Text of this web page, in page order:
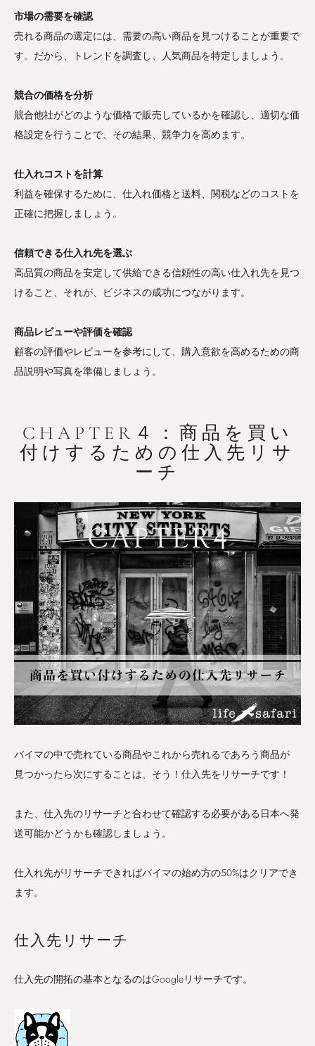
市場の需要を確認
売れる商品の選定には、需要の高い商品を見つけることが重要で
す。だから、トレンドを調査し、人気商品を特定しましょう。
競合の価格を分析
競合他社がどのような価格で販売しているかを確認し、適切な価
格設定を行うことで、その結果、競争力を高めます。
仕入れコストを計算
利益を確保するために、仕入れ価格と送料、関税などのコストを
正確に把握しましょう。
信頼できる仕入れ先を選ぶ
高品質の商品を安定して供給できる信頼性の高い仕入れ先を見つ
けること、それが、ビジネスの成功につながります。
商品レビューや評価を確認
顧客の評価やレビューを参考にして、購入意欲を高めるための商
品説明や写真を準備しましょう。
CHAPTER４：商品を買い
付けするための仕入先リサ
ーチ
バイマの中で売れている商品やこれから売れるであろう商品が
見つかったら次にすることは、そう！仕入先をリサーチです！
また、仕入先のリサーチと合わせて確認する必要がある日本へ発
送可能かどうかも確認しましょう。
仕入れ先がリサーチできればバイマの始め方の50%はクリアでき
ます。
仕入先リサーチ
仕入先の開拓の基本となるのはGoogleリサーチです。